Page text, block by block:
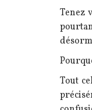
Tenez
Tout